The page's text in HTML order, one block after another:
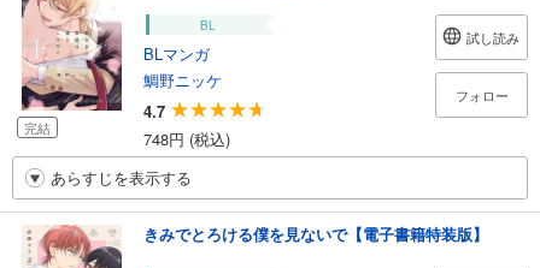
完結
BL
BLマンガ
鯛野ニッケ
4.7
748円 (税込)
試し読み
フォロー
あらすじを表示する
きみでとろける僕を見ないで【電子書籍特装版】